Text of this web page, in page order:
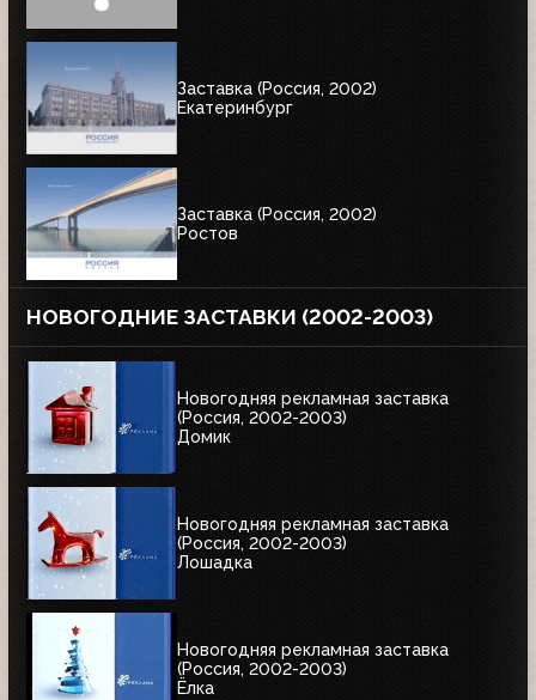
Заставка (Россия, 2002)
Екатеринбург
Заставка (Россия, 2002)
Ростов
НОВОГОДНИЕ ЗАСТАВКИ (2002-2003)
Новогодняя рекламная заставка
(Россия, 2002-2003)
Домик
Новогодняя рекламная заставка
(Россия, 2002-2003)
Лошадка
Новогодняя рекламная заставка
(Россия, 2002-2003)
Ёлка